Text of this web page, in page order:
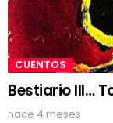
CUENTOS
Bestiario III…
hace 4 meses